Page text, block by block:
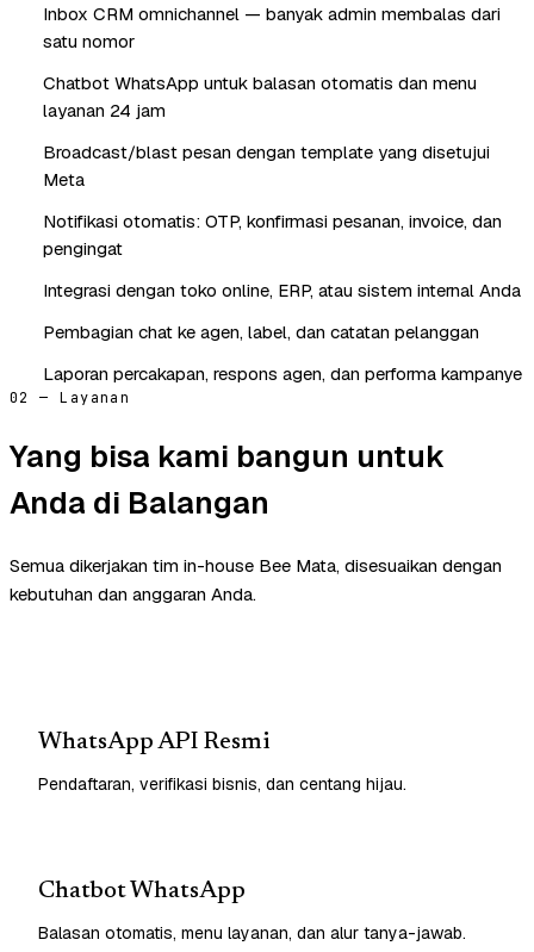
Inbox CRM omnichannel — banyak admin membalas dari
satu nomor
Chatbot WhatsApp untuk balasan otomatis dan menu
layanan 24 jam
Broadcast/blast pesan dengan template yang disetujui
Meta
Notifikasi otomatis: OTP, konfirmasi pesanan, invoice, dan
pengingat
Integrasi dengan toko online, ERP, atau sistem internal Anda
Pembagian chat ke agen, label, dan catatan pelanggan
Laporan percakapan, respons agen, dan performa kampanye
02 — Layanan
Yang bisa kami bangun untuk
Anda di Balangan
Semua dikerjakan tim in-house Bee Mata, disesuaikan dengan
kebutuhan dan anggaran Anda.
WhatsApp API Resmi
Pendaftaran, verifikasi bisnis, dan centang hijau.
Chatbot WhatsApp
Balasan otomatis, menu layanan, dan alur tanya-jawab.